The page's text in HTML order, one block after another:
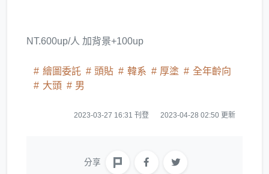
NT.600up/人 加背景+100up
繪圖委託 頭貼 韓系 厚塗
全年齡向
大頭
男
2023-03-27 16:31 刊登 2023-04-28 02:50 更新
分享